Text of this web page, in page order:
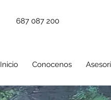
687 087 200
Inicio Conocenos